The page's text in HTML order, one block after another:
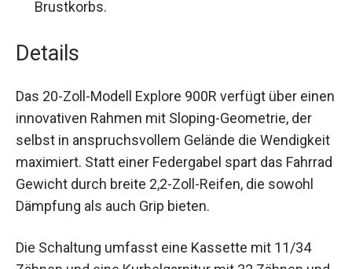
Atmung durch eine bessere Öffnung des
Das 20-Zoll-Modell Explore 900R verfügt über
einen innovativen Rahmen mit Sloping-
Geometrie, der selbst in anspruchsvollem
Gelände die Wendigkeit maximiert. Statt einer
Federgabel spart das Fahrrad Gewicht durch
auch Grip bieten.